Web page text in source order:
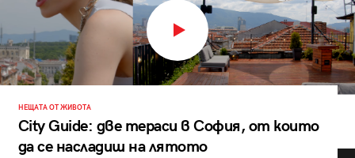
НЕЩАТА ОТ ЖИВОТА
City Guide: две тераси в София, от които
да се насладиш на лятото